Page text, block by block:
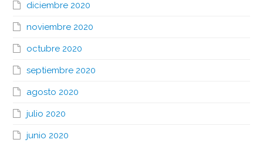
diciembre 2020
noviembre 2020
octubre 2020
septiembre 2020
agosto 2020
julio 2020
junio 2020